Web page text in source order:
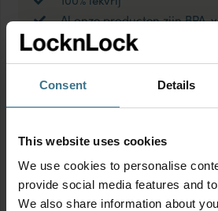
Consent Details
This website uses cookies
We use cookies to personalise
provide social media features and
We also share information about
Al onze producten zijn BPA-
Productinformatie